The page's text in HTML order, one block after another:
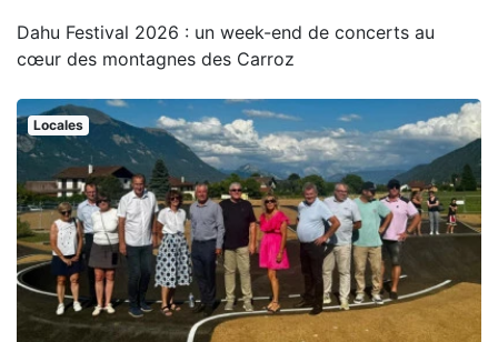
Dahu Festival 2026 : un week-end de concerts au
cœur des montagnes des Carroz
Locales